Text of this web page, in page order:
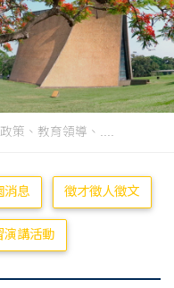
策、教育領導、....
消息 徵才徵人徵文
演講活動